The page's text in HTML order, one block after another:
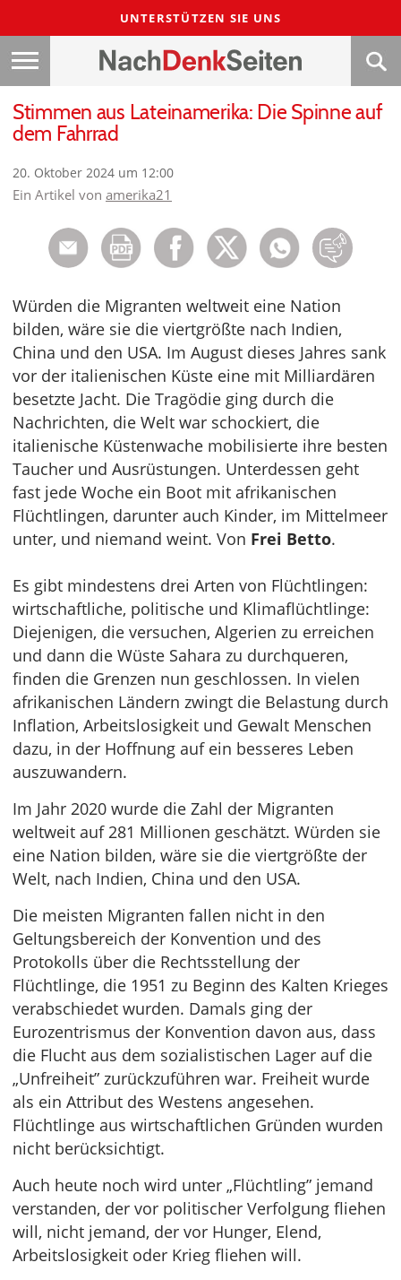
UNTERSTÜTZEN SIE UNS
Stimmen aus Lateinamerika: Die Spinne auf
dem Fahrrad
20. Oktober 2024 um 12:00
Ein Artikel von amerika21
Würden die Migranten weltweit eine Nation
bilden, wäre sie die viertgrößte nach Indien,
China und den USA. Im August dieses Jahres sank
vor der italienischen Küste eine mit Milliardären
besetzte Jacht. Die Tragödie ging durch die
Nachrichten, die Welt war schockiert, die
italienische Küstenwache mobilisierte ihre besten
Taucher und Ausrüstungen. Unterdessen geht
fast jede Woche ein Boot mit afrikanischen
Flüchtlingen, darunter auch Kinder, im Mittelmeer
unter, und niemand weint. Von Frei Betto.
Es gibt mindestens drei Arten von Flüchtlingen:
wirtschaftliche, politische und Klimaflüchtlinge:
Diejenigen, die versuchen, Algerien zu erreichen
und dann die Wüste Sahara zu durchqueren,
finden die Grenzen nun geschlossen. In vielen
afrikanischen Ländern zwingt die Belastung durch
Inflation, Arbeitslosigkeit und Gewalt Menschen
dazu, in der Hoffnung auf ein besseres Leben
auszuwandern.
Im Jahr 2020 wurde die Zahl der Migranten
weltweit auf 281 Millionen geschätzt. Würden sie
eine Nation bilden, wäre sie die viertgrößte der
Welt, nach Indien, China und den USA.
Die meisten Migranten fallen nicht in den
Geltungsbereich der Konvention und des
Protokolls über die Rechtsstellung der
Flüchtlinge, die 1951 zu Beginn des Kalten Krieges
verabschiedet wurden. Damals ging der
Eurozentrismus der Konvention davon aus, dass
die Flucht aus dem sozialistischen Lager auf die
„Unfreiheit” zurückzuführen war. Freiheit wurde
als ein Attribut des Westens angesehen.
Flüchtlinge aus wirtschaftlichen Gründen wurden
nicht berücksichtigt.
Auch heute noch wird unter „Flüchtling” jemand
verstanden, der vor politischer Verfolgung fliehen
will, nicht jemand, der vor Hunger, Elend,
Arbeitslosigkeit oder Krieg fliehen will.